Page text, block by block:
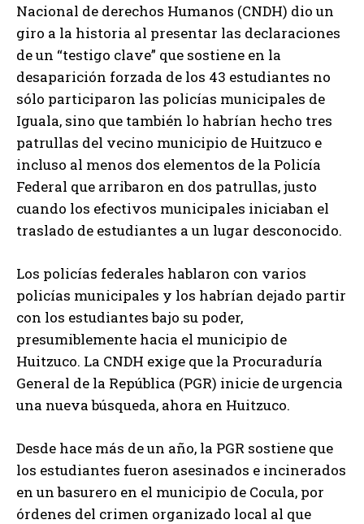
Nacional de derechos Humanos (CNDH) dio un
giro a la historia al presentar las declaraciones
de un “testigo clave” que sostiene en la
desaparición forzada de los 43 estudiantes no
sólo participaron las policías municipales de
Iguala, sino que también lo habrían hecho tres
patrullas del vecino municipio de Huitzuco e
incluso al menos dos elementos de la Policía
Federal que arribaron en dos patrullas, justo
cuando los efectivos municipales iniciaban el
traslado de estudiantes a un lugar desconocido.
Los policías federales hablaron con varios
policías municipales y los habrían dejado partir
con los estudiantes bajo su poder,
presumiblemente hacia el municipio de
Huitzuco. La CNDH exige que la Procuraduría
General de la República (PGR) inicie de urgencia
una nueva búsqueda, ahora en Huitzuco.
Desde hace más de un año, la PGR sostiene que
los estudiantes fueron asesinados e incinerados
en un basurero en el municipio de Cocula, por
órdenes del crimen organizado local al que